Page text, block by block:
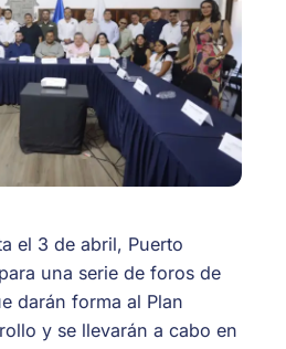
el 3 de abril, Puerto
una serie de foros de
darán forma al Plan
y se llevarán a cabo en